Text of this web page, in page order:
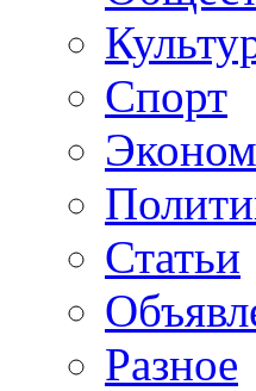
Спорт
Статьи
Разное